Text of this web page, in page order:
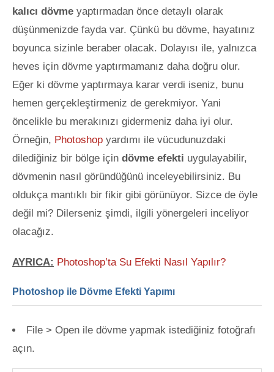
kalıcı dövme yaptırmadan önce detaylı olarak
düşünmenizde fayda var. Çünkü bu dövme, hayatınız
boyunca sizinle beraber olacak. Dolayısı ile, yalnızca
heves için dövme yaptırmamanız daha doğru olur.
Eğer ki dövme yaptırmaya karar verdi iseniz, bunu
hemen gerçekleştirmeniz de gerekmiyor. Yani
öncelikle bu merakınızı gidermeniz daha iyi olur.
Örneğin, Photoshop yardımı ile vücudunuzdaki
dilediğiniz bir bölge için dövme efekti uygulayabilir,
dövmenin nasıl göründüğünü inceleyebilirsiniz. Bu
oldukça mantıklı bir fikir gibi görünüyor. Sizce de öyle
değil mi? Dilerseniz şimdi, ilgili yönergeleri inceliyor
olacağız.
AYRICA: Photoshop’ta Su Efekti Nasıl Yapılır?
Photoshop ile Dövme Efekti Yapımı
File > Open ile dövme yapmak istediğiniz fotoğrafı
açın.